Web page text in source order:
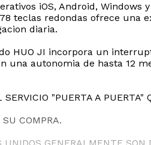
iOS, Android,
teclas redondas ofrece
diaria.
HUO JI incorpora un
una autonomia de hasta 12
"PUERTA A
COMPRA.